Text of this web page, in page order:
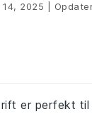
2025
er perfekt